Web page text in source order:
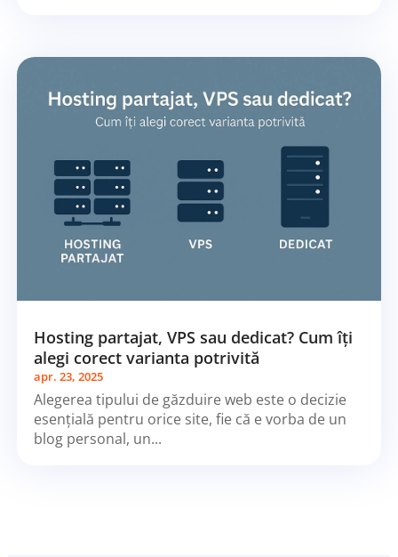
Hosting partajat, VPS sau dedicat? Cum îți
alegi corect varianta potrivită
apr. 23, 2025
Alegerea tipului de găzduire web este o decizie
esențială pentru orice site, fie că e vorba de un
blog personal, un...